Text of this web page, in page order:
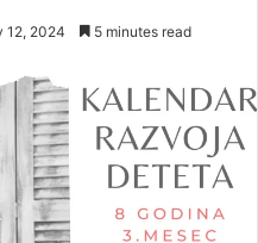
12, 2024 5 minutes read